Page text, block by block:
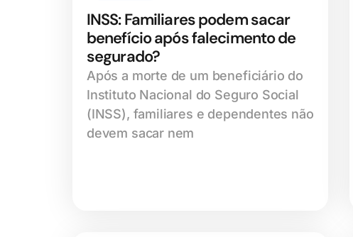
INSS: Familiares podem sacar
benefício após falecimento de
segurado?
Após a morte de um beneficiário do
Instituto Nacional do Seguro Social
(INSS), familiares e dependentes não
devem sacar nem